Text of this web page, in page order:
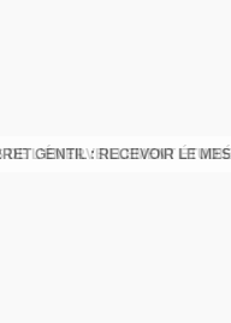
GENTIL : RECEVOIR LE